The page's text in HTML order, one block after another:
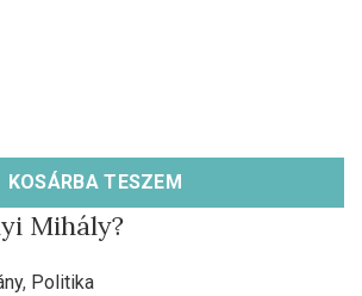
KOSÁRBA TESZEM
Mihály?
, Politika